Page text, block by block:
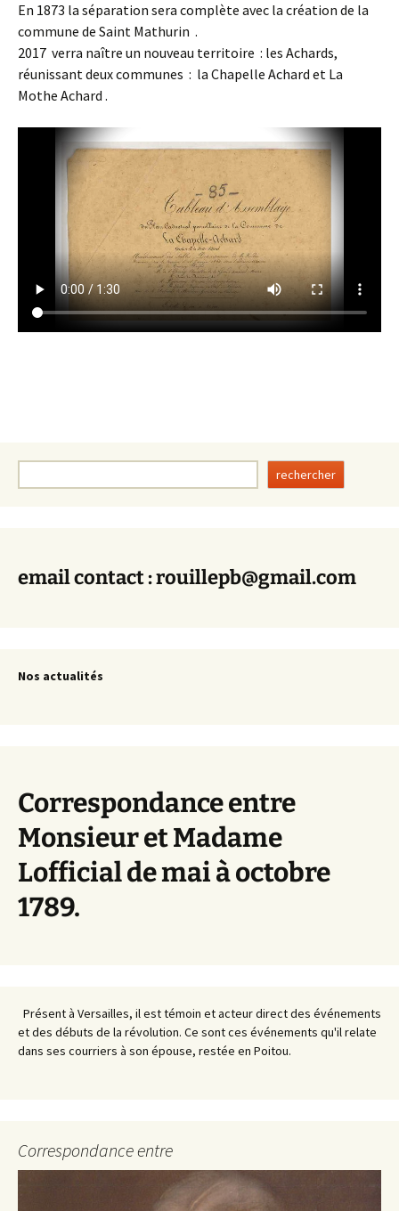
En 1873 la séparation sera complète avec la création de la
commune de Saint Mathurin .
2017 verra naître un nouveau territoire : les Achards,
réunissant deux communes : la Chapelle Achard et La
Mothe Achard .
rechercher
email contact : rouillepb@gmail.com
Nos actualités
Correspondance entre
Monsieur et Madame
Lofficial de mai à octobre
1789.
Présent à Versailles, il est témoin et acteur direct des événements
et des débuts de la révolution. Ce sont ces événements qu'il relate
dans ses courriers à son épouse, restée en Poitou.
Correspondance entre